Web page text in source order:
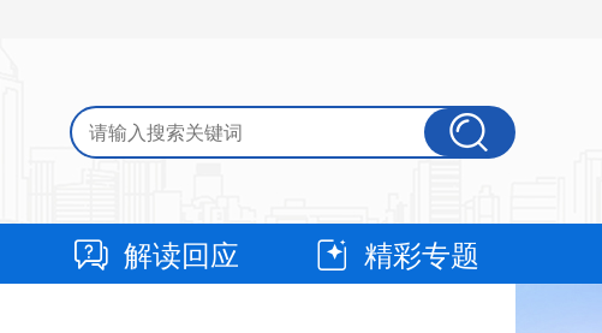
解读回应 精彩专题